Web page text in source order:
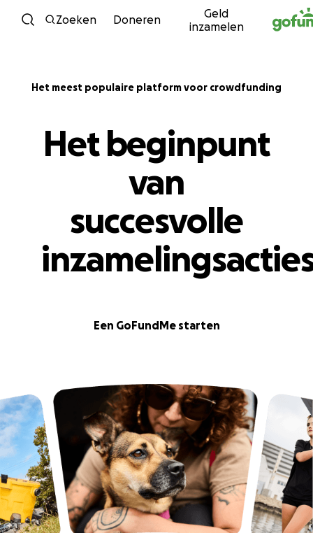
Ga naar inhoud
Zoeken Doneren
Geld
inzamelen
Het meest populaire platform voor crowdfunding
Het beginpunt
van
succesvolle
Een GoFundMe starten